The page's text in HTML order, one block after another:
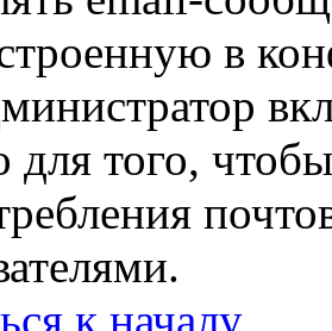
в
для того,
к началу